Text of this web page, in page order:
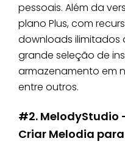
pessoais. Além da
plano Plus, com
downloads ilimitados
grande seleção de
armazenamento em
entre outros.
#2. MelodyStudio
Criar Melodia